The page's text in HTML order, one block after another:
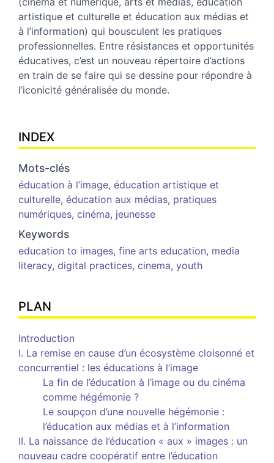
artistique et culturelle et éducation aux médias et
à l’information) qui bousculent les pratiques
professionnelles. Entre résistances et opportunités
éducatives, c’est un nouveau répertoire d’actions
en train de se faire qui se dessine pour répondre à
l’iconicité généralisée du monde.
INDEX
Mots-clés
éducation à l’image, éducation artistique et
culturelle, éducation aux médias, pratiques
numériques, cinéma, jeunesse
Keywords
education to images, fine arts education, media
literacy, digital practices, cinema, youth
PLAN
Introduction
I. La remise en cause d’un écosystème cloisonné et
concurrentiel : les éducations à l’image
La fin de l’éducation à l’image ou du cinéma
comme hégémonie ?
Le soupçon d’une nouvelle hégémonie :
l’éducation aux médias et à l’information
II. La naissance de l’éducation « aux » images : un
nouveau cadre coopératif entre l’éducation